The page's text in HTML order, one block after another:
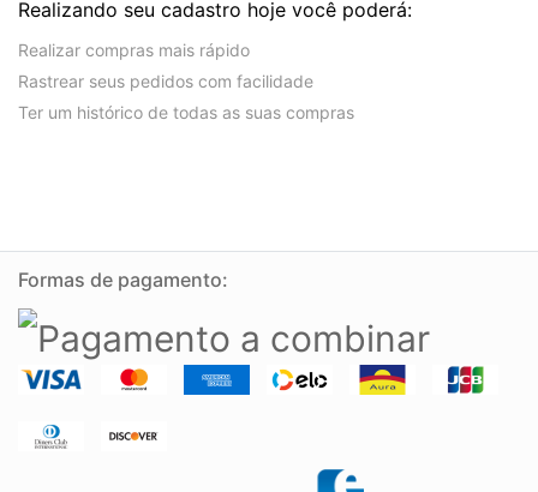
Realizando seu cadastro hoje você poderá:
Realizar compras mais rápido
Rastrear seus pedidos com facilidade
Ter um histórico de todas as suas compras
Formas de pagamento: